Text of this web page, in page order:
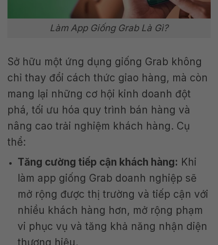
Làm App Giống Grab Là Gì?
Sở hữu một ứng dụng giống Grab không
chỉ thay đổi cách thức giao hàng, mà còn
mang lại những cơ hội kinh doanh đột
phá, tối ưu hóa quy trình bán hàng và
nâng cao trải nghiệm khách hàng. Cụ
thể:
Tăng cường tiếp cận khách hàng: Khi
làm app giống Grab doanh nghiệp sẽ
mở rộng được thị trường và tiếp cận với
nhiều khách hàng hơn, mở rộng phạm
vi phục vụ và tăng khả năng nhận diện
thương hiệu.